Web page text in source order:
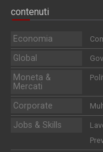
contenuti
Economia
Global
Moneta &
Mercati
Corporate
Jobs & Skills